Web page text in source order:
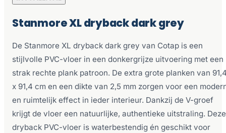
Stanmore XL dryback dark grey
De Stanmore XL dryback dark grey van Cotap is een
stijlvolle PVC-vloer in een donkergrijze uitvoering met een
strak rechte plank patroon. De extra grote planken van
x 91,4 cm en een dikte van 2,5 mm zorgen voor een
en ruimtelijk effect in ieder interieur. Dankzij de V-groef
krijgt de vloer een natuurlijke, authentieke uitstraling. Deze
dryback PVC-vloer is waterbestendig én geschikt voor